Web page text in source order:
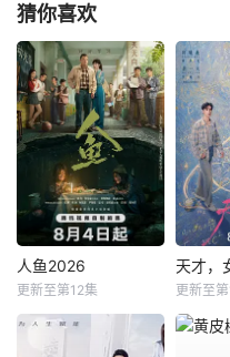
猜你喜欢
人鱼2026
更新至第12集
天才，
更新至